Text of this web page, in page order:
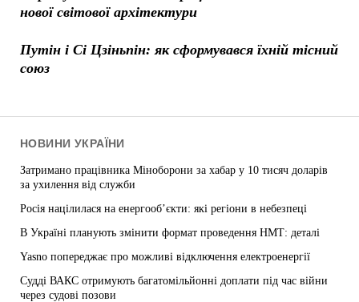
нової світової архітектури
Путін і Сі Цзіньпін: як сформувався їхній тісний
союз
НОВИНИ УКРАЇНИ
Затримано працівника Міноборони за хабар у 10 тисяч доларів
за ухилення від служби
Росія націлилася на енергооб’єкти: які регіони в небезпеці
В Україні планують змінити формат проведення НМТ: деталі
Yasno попереджає про можливі відключення електроенергії
Судді ВАКС отримують багатомільйонні доплати під час війни
через судові позови